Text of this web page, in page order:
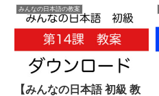
みんなの日本語の教案
【みんなの日本語 初級 教